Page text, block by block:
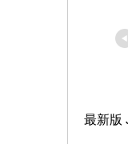
最新版